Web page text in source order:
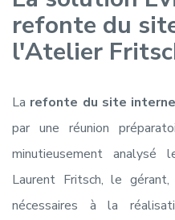
refonte du
l'Atelier
La refonte du site
par une réunion
minutieusement
Laurent Fritsch, le
nécessaires à la